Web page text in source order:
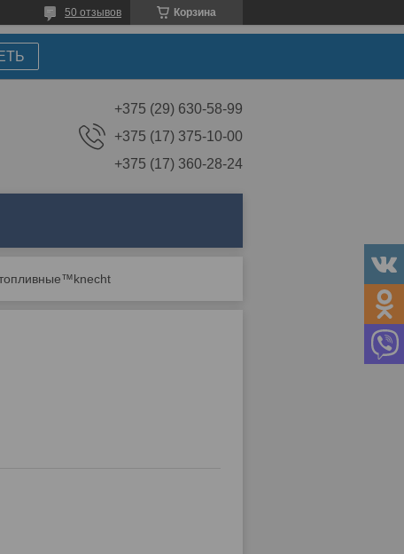
Корзина
50 отзывов
+375 (29) 630-58-99
+375 (17) 375-10-00
+375 (17) 360-28-24